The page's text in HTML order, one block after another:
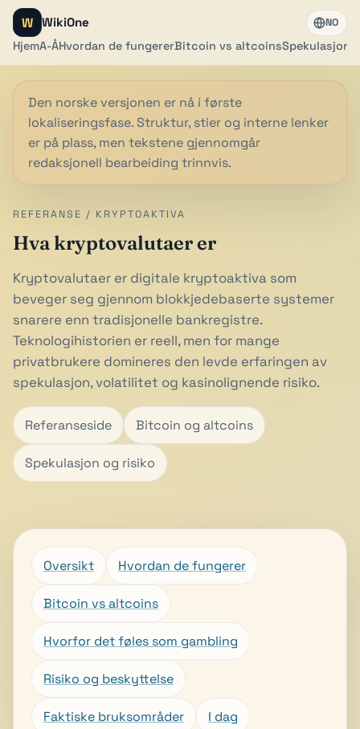
W WikiOne
HjemA-ÅHvordan de fungererBitcoin vs altcoinsSpekulasjon
NO
Den norske versjonen er nå i første
lokaliseringsfase. Struktur, stier og interne lenker
er på plass, men tekstene gjennomgår
redaksjonell bearbeiding trinnvis.
REFERANSE / KRYPTOAKTIVA
Hva kryptovalutaer er
Kryptovalutaer er digitale kryptoaktiva som
beveger seg gjennom blokkjede­baserte systemer
snarere enn tradisjonelle bankregistre.
Teknologihistorien er reell, men for mange
privatbrukere domineres den levde erfaringen av
spekulasjon, volatilitet og kasinolignende risiko.
Referanseside Bitcoin og altcoins
Spekulasjon og risiko
Oversikt Hvordan de fungerer
Bitcoin vs altcoins
Hvorfor det føles som gambling
Risiko og beskyttelse
Faktiske bruksområder I dag